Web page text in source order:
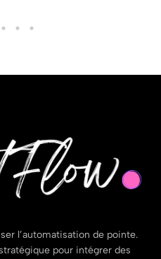
l’automatisation de pointe.
pour intégrer des